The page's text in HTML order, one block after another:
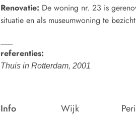
Renovatie: De woning nr. 23 is
situatie en als museumwoning te
referenties:
Thuis in Rotterdam, 2001
Info Wijk